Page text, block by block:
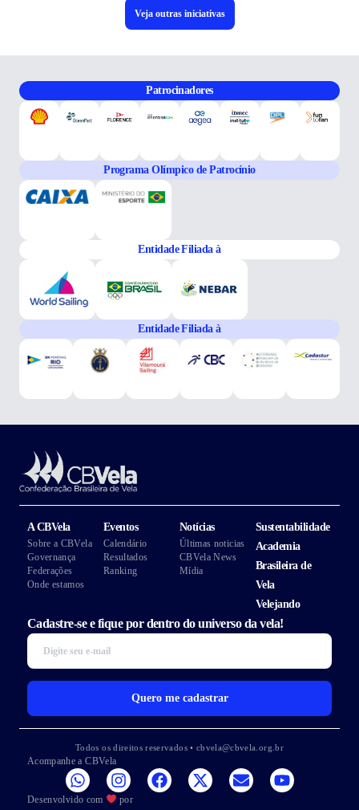
Veja outras iniciativas
Patrocinadores
Programa Olímpico de Patrocínio
Entidade Filiada à
Entidade Filiada à
A CBVela
Sobre a CBVela
Governança
Federações
Onde estamos
Eventos
Calendário
Resultados
Ranking
Notícias
Últimas noticias
CBVela News
Mídia
Sustentabilidade
Academia
Brasileira de
Vela
Velejando
Cadastre-se e fique por dentro do universo da vela!
Quero me cadastrar
Todos os direitos reservados • cbvela@cbvela.org.br
Acompanhe a CBVela
Desenvolvido com por